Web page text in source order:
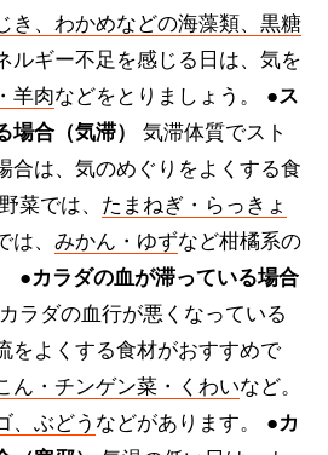
き、わかめなどの海藻類、黒糖
ルギー不足を感じる日は、気を
羊肉などをとりましょう。 ●ス
場合（気滞）
気滞体質でスト
合は、気のめぐりをよくする食
菜では、 たまねぎ・らっきょ
は、 みかん・ゆずなど柑橘系の
●カラダの血が滞っている場合
ラダの血行が悪くなっている
をよくする食材がおすすめで
ん・チンゲン菜・くわいなど。
、ぶどう などがあります。 ●カ